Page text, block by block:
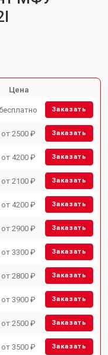
Цена
Заказать
от 2500 ₽ Заказать
от 4200 ₽ Заказать
от 2100 ₽ Заказать
от 4200 ₽ Заказать
от 2900 ₽ Заказать
от 3300 ₽ Заказать
от 2800 ₽ Заказать
от 3900 ₽ Заказать
от 2500 ₽ Заказать
от 3500 ₽ Заказать